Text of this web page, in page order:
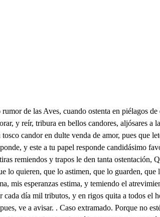
dejemos los cumplimientos. . Que quiera de val de representar el Autor, y de por fuerza, solo para destruirnos, se quiera dar la hicienda. Bastarán quinientos reales cada día? . Ay tal ofensa! Si señor. . Pues id con Dios, poned carteles apriesa. Aumente el cielo tu vida. Ah Sancho? avisad que vengan todos cuantos carpinteros hay en la Villa, de priesa a hacer luego el tablado sin interes, La madera? El even palos, y tablas de los que están a la puerta del A calde. Señor. . Basta; don Enrique con presteza hazad un repartimiento como mejor es parezca, entre todos los ve inos quinientos reales de renta cada día. . . Luego voy. Que esto los cielos consientan! Y vos callad, o si no haré que toda la renta la deis vos solo. . Señor, . ya callo. . Idos allá fuera: don Juan, cómo va? . Ju Sirviendo a . Señoría, es fuerza lograr aumentos de gusto. Dios os guarde. . Qué tristeza pesarosa os apasiona. y apasionada os inquieta; Mirad si alguien nos escucha; Todos están allá fuera. Ay don Juan! . . Desahogad el corazón, que las penas comunicadas, señor, más fácilmente se llevan. Decidme vuestras congojas, que en las acciones se muestran, en el rostro se declaran, y en las palabras se ostenta. Descubridme vuestro pecho, pues que sabéis con certeza que tenéis mientras vinrere en aquesta hechura vuestra, un vasallo que os estime, y un amigo que os defienda. Saliendo don Juan, al monto, porque la coza pudiera entredicho a mis pasiones, y suspensión a mis penas. a fatigando los montes, y ya acolando las selvas, seguí un Corzo, tan galante an el brío, y ligereza, que huyendo de mi enojo, sobre fleridas florestas, con velocidad sacude el aljósar de las hierbas, sin que sus hojas lastime, ni sus pimpollos ofenda. Seguile y él ofuscado en las ásperas malezas, dio ocasión a mi porfía con su medrosa soberbia, a que inquiriendo los troncor y examinando las peñas, mir si (ay Cielos!) mirasto la voz entre viva, y muerta, aceletado el alieneo, las acciones descompuestas, con mucho calor el rostro, con poco vigor la lengua; un a mujer (qué hermosural) un Serafín (qué bellaza! tan bizarra (quien ha visto aquel rumbo y tan boneste, y valeros.